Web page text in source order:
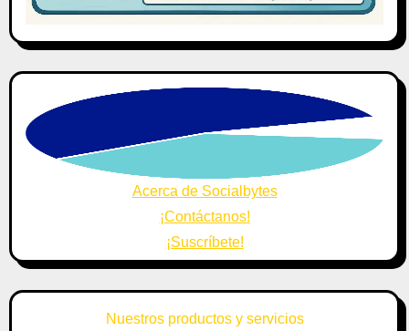
Acerca de Socialbytes
¡Contáctanos!
¡Suscríbete!
Nuestros productos y servicios